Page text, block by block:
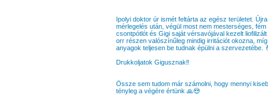
Ipolyi doktor úr ismét feltárta az egész területet.
mérlegelés után, végül most nem mesterséges,
csontpótlót és Gigi saját vérsavójával kezelt
orr részen valószínűleg mindig irritációt okozna,
anyagok teljesen be tudnak épülni a szervezetébe.
Drukkoljatok Gigusznak‼️
Össze sem tudom már számolni, hogy mennyi
tényleg a végére értünk 🙏😍